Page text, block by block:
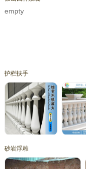
empty
护栏扶手
砂岩浮雕